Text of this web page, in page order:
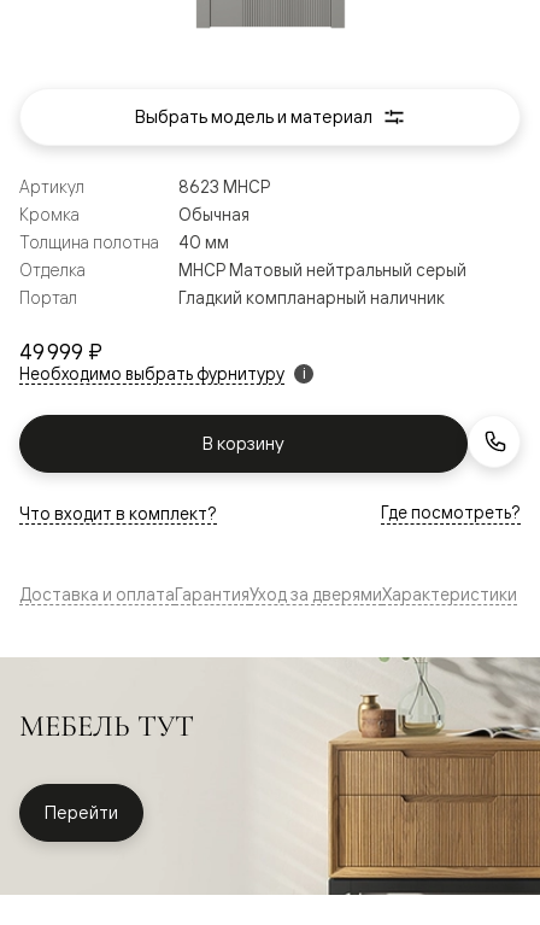
49 999 ₽
Необходимо выбрать фурнитуру i
В корзину
Артикул
8623 МНСР
Кромка
Обычная
Толщина полотна
40 мм
Отделка
МНСР Матовый нейтральный серый
Портал
Гладкий компланарный наличник
Что входит в комплект? Где посмотреть?
Выбрать модель и материал
Доставка и оплатаГарантияУход за дверямиХарактеристики
МЕБЕЛЬ ТУТ
Перейти